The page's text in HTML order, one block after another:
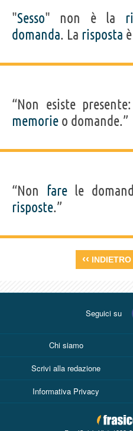
"Sesso" non è la
domanda. La risposta
“Non esiste
memorie o domande.”
“Non farele
risposte.”
‹‹ INDIETRO
Seguici su
Chi siamo
Scrivi alla redazione
Informativa Privacy